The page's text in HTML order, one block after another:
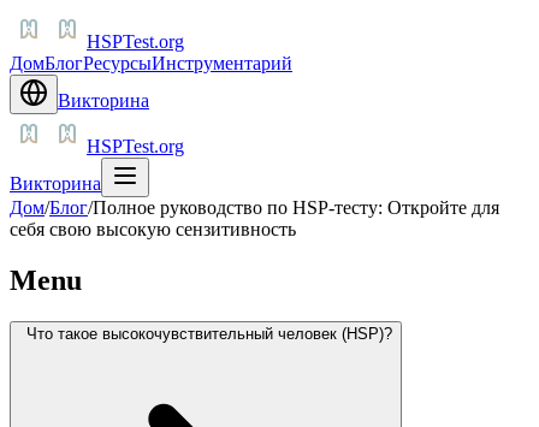
HSPTest.org
ДомБлогРесурсыИнструментарий
Викторина
HSPTest.org
Викторина
Дом/Блог/Полное руководство по HSP-тесту: Откройте для
себя свою высокую сензитивность
Menu
Что такое высокочувствительный человек (HSP)?